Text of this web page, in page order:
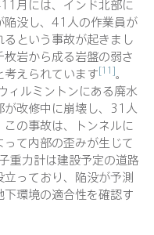
月には、インド北部に
陥没し、41人の作業員が
という事故が起きまし
岩から成る岩盤の弱さ
えられています[11]。
ィルミントンにある廃水
改修中に崩壊し、31人
の事故は、トンネルに
て内部の歪みが生じて
重力計は建設予定の道路
っており、陥没が予測
環境の適合性を確認す